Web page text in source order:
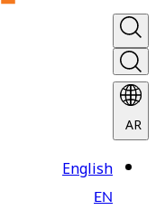
AR
English
EN